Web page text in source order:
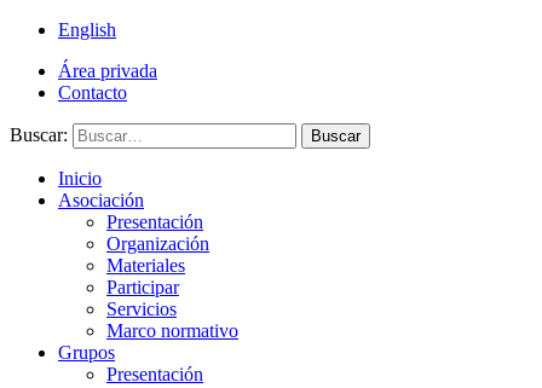
English
Área privada
Contacto
Buscar: Buscar
Inicio
Asociación
Presentación
Organización
Materiales
Participar
Servicios
Marco normativo
Grupos
Presentación